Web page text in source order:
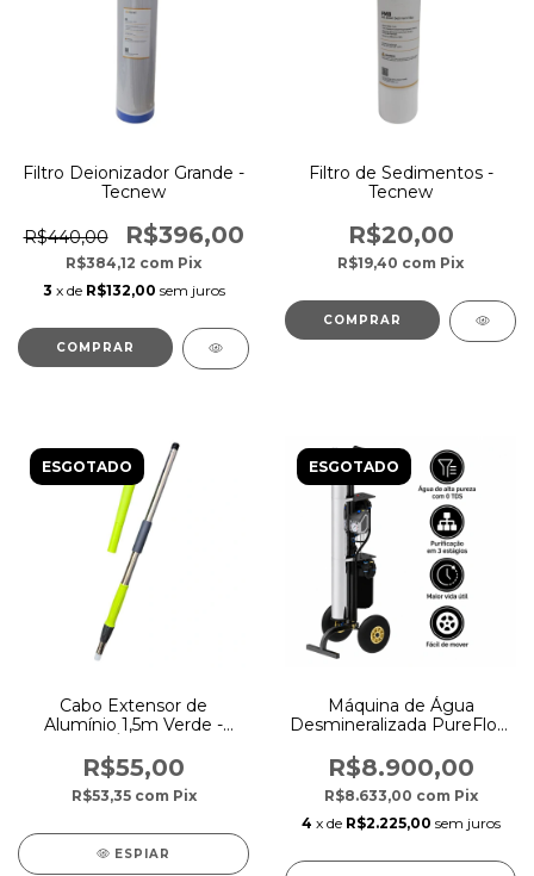
Filtro Deionizador Grande -
Tecnew
R$440,00 R$396,00
R$384,12 com Pix
3 x de R$132,00 sem juros
Filtro de Sedimentos -
Tecnew
R$20,00
R$19,40 com Pix
ESGOTADO
Cabo Extensor de
Alumínio 1,5m Verde -
R$55,00
R$53,35 com Pix
ESPIAR
ESGOTADO
Máquina de Água
Desmineralizada PureFlow
R$8.900,00
R$8.633,00 com Pix
4 x de R$2.225,00 sem juros